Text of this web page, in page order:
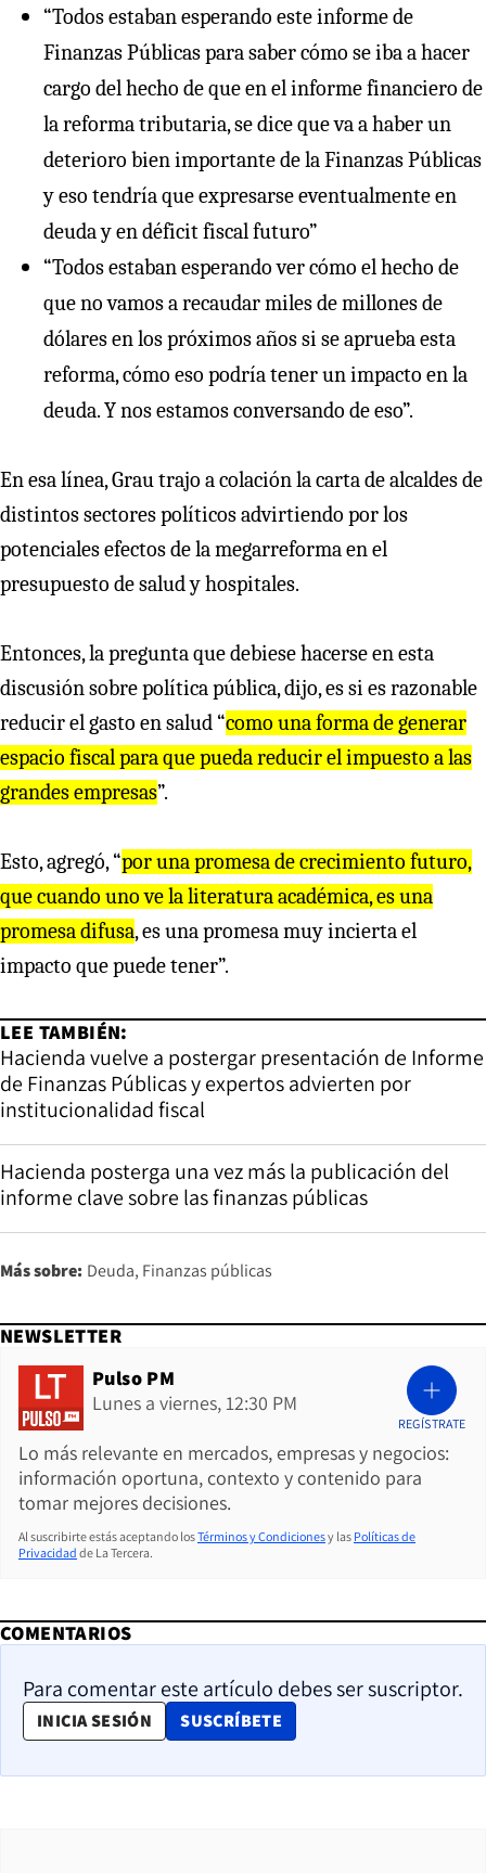
“Todos estaban esperando este informe de
Finanzas Públicas para saber cómo se iba a hacer
cargo del hecho de que en el informe financiero de
la reforma tributaria, se dice que va a haber un
deterioro bien importante de la Finanzas Públicas
y eso tendría que expresarse eventualmente en
deuda y en déficit fiscal futuro”
“Todos estaban esperando ver cómo el hecho de
que no vamos a recaudar miles de millones de
dólares en los próximos años si se aprueba esta
reforma, cómo eso podría tener un impacto en la
deuda. Y nos estamos conversando de eso”.
En esa línea, Grau trajo a colación la carta de alcaldes de
distintos sectores políticos advirtiendo por los
potenciales efectos de la megarreforma en el
presupuesto de salud y hospitales.
Entonces, la pregunta que debiese hacerse en esta
discusión sobre política pública, dijo, es si es razonable
reducir el gasto en salud “como una forma de generar
espacio fiscal para que pueda reducir el impuesto a las
grandes empresas”.
Esto, agregó, “por una promesa de crecimiento futuro,
que cuando uno ve la literatura académica, es una
promesa difusa, es una promesa muy incierta el
impacto que puede tener”.
LEE TAMBIÉN:
Hacienda vuelve a postergar presentación de Informe
de Finanzas Públicas y expertos advierten por
institucionalidad fiscal
Hacienda posterga una vez más la publicación del
informe clave sobre las finanzas públicas
Más sobre: Deuda Finanzas públicas
NEWSLETTER
Pulso PM
Lunes a viernes, 12:30 PM
Lo más relevante en mercados, empresas y negocios:
información oportuna, contexto y contenido para
tomar mejores decisiones.
REGÍSTRATE
Al suscribirte estás aceptando losTérminos y Condicionesy las Políticas de
Privacidad de La Tercera.
COMENTARIOS
Para comentar este artículo debes ser suscriptor.
INICIA SESIÓN SUSCRÍBETE
OPENS IN NEW WINDOW